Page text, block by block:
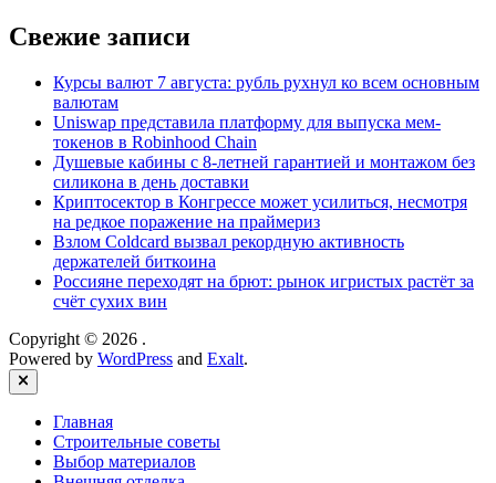
Свежие записи
Курсы валют 7 августа: рубль рухнул ко всем основным
валютам
Uniswap представила платформу для выпуска мем-
токенов в Robinhood Chain
Душевые кабины с 8‑летней гарантией и монтажом без
силикона в день доставки
Криптосектор в Конгрессе может усилиться, несмотря
на редкое поражение на праймериз
Взлом Coldcard вызвал рекордную активность
держателей биткоина
Россияне переходят на брют: рынок игристых растёт за
счёт сухих вин
Copyright © 2026 .
Powered by WordPress and Exalt.
Close
Главная
Строительные советы
Выбор материалов